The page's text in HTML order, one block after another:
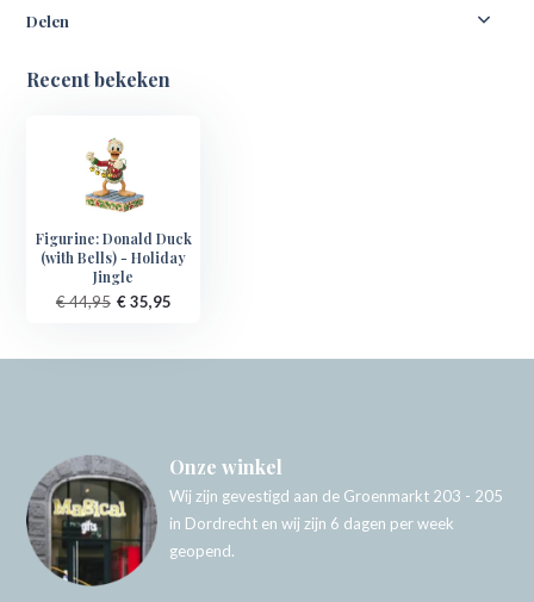
Delen
Recent bekeken
Figurine: Donald Duck
(with Bells) - Holiday
Jingle
€ 44,95 € 35,95
Onze winkel
Wij zijn gevestigd aan de Groenmarkt 203 - 205
in Dordrecht en wij zijn 6 dagen per week
geopend.